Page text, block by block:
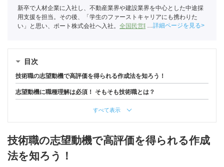
新卒で人材企業に入社し、不動産業界や建設業界を中心とした中途採
用支援を担当。その後、「学生のファーストキャリアにも携わりた
い」と思い、ポート株式会社へ入社。 全国民営職業紹介事業協会職業
詳細ページを見る
目次
技術職の志望動機で高評価を得られる作成法を知ろう！
志望動機に職種理解は必須！ そもそも技術職とは？
すべて表示
技術職の志望動機で高評価を得られる作成
法を知ろう！